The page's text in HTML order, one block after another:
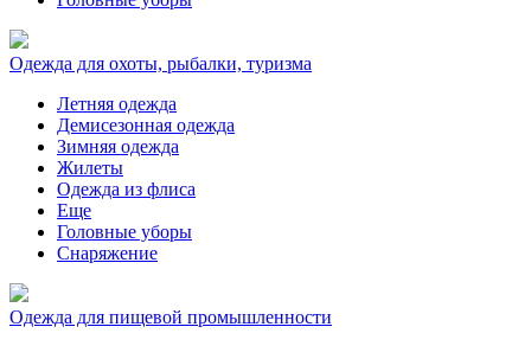
Одежда для охоты, рыбалки, туризма
Летняя одежда
Демисезонная одежда
Зимняя одежда
Жилеты
Одежда из флиса
Еще
Головные уборы
Снаряжение
Одежда для пищевой промышленности